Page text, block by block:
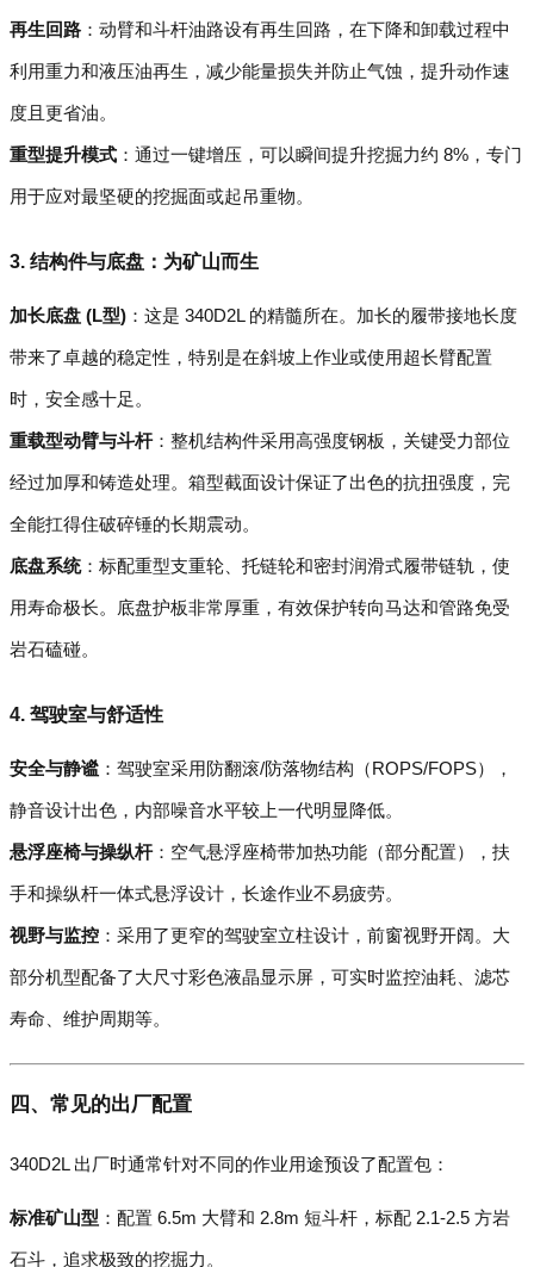
再生回路 ：动臂和斗杆油路设有再生回路，在下降和卸载过程中
利用重力和液压油再生，减少能量损失并防止气蚀，提升动作速
度且更省油。
重型提升模式 ：通过一键增压，可以瞬间提升挖掘力约 8%，专门
用于应对最坚硬的挖掘面或起吊重物。
3. 结构件与底盘：为矿山而生
加长底盘 (L型) ：这是 340D2L 的精髓所在。加长的履带接地长度
带来了卓越的稳定性，特别是在斜坡上作业或使用超长臂配置
时，安全感十足。
重载型动臂与斗杆：整机结构件采用高强度钢板，关键受力部位
经过加厚和铸造处理。箱型截面设计保证了出色的抗扭强度，完
全能扛得住破碎锤的长期震动。
底盘系统：标配重型支重轮、托链轮和密封润滑式履带链轨，使
用寿命极长。底盘护板非常厚重，有效保护转向马达和管路免受
岩石磕碰。
4. 驾驶室与舒适性
安全与静谧 ：驾驶室采用防翻滚/防落物结构（ROPS/FOPS），
静音设计出色，内部噪音水平较上一代明显降低。
悬浮座椅与操纵杆：空气悬浮座椅带加热功能（部分配置），扶
手和操纵杆一体式悬浮设计，长途作业不易疲劳。
视野与监控 ：采用了更窄的驾驶室立柱设计，前窗视野开阔。大
部分机型配备了大尺寸彩色液晶显示屏，可实时监控油耗、滤芯
寿命、维护周期等。
四、常见的出厂配置
340D2L 出厂时通常针对不同的作业用途预设了配置包：
标准矿山型 ：配置 6.5m 大臂和 2.8m 短斗杆，标配 2.1-2.5 方岩
石斗，追求极致的挖掘力。